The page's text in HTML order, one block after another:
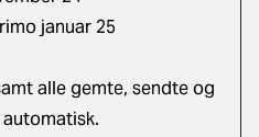
januar 25
alle gemte, sendte og